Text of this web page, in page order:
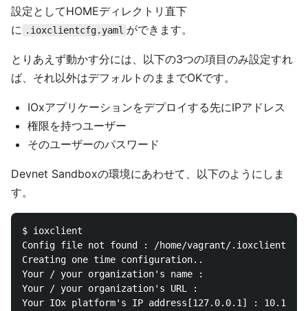
設定としてHOMEディレクトリ直下
に .ioxclientcfg.yaml ができます。
とりあえず動かす分には、以下の3つの項目のみ設定すれ
ば、それ以外はデフォルトのままでOKです。
IOxアプリケーションをデプロイする先にIPアドレス
権限を持つユーザー
そのユーザーのパスワード
Devnet Sandboxの環境にあわせて、以下のようにしま
す。
$ ioxclient
Config file not found : /home/vagrant/
Creating one time configuration..
Your / your organization's name :
Your / your organization's URL :
Your IOx platform's IP address[127.0.0.1] :